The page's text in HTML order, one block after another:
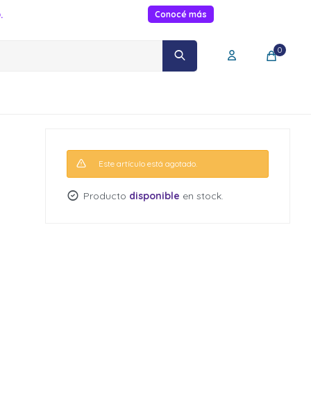
Conocé más
0
Este artículo está agotado.
Producto disponible en stock.